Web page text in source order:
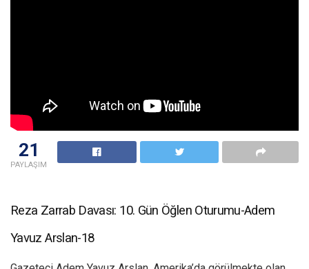
21
PAYLAŞIM
Reza Zarrab Davası: 10. Gün Öğlen Oturumu-Adem
Yavuz Arslan-18